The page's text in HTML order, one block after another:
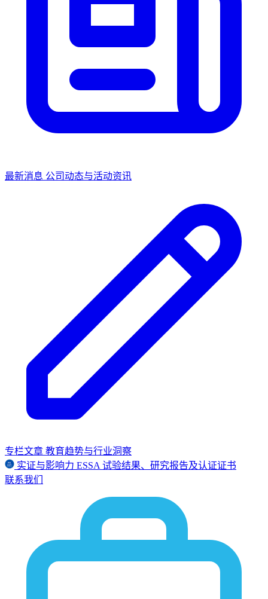
最新消息 公司动态与活动资讯
专栏文章 教育趋势与行业洞察
实证与影响力 ESSA 试验结果、研究报告及认证证书
联系我们